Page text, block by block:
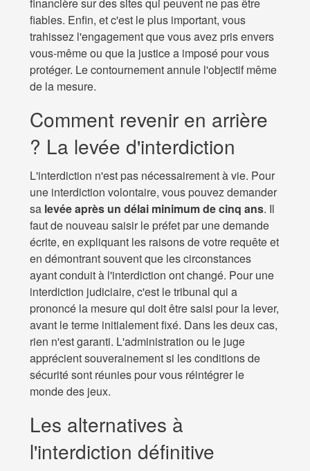
fiables. Enfin, et c'est le plus important, vous
trahissez l'engagement que vous avez pris envers
vous-même ou que la justice a imposé pour vous
protéger. Le contournement annule l'objectif même
de la mesure.
Comment revenir en arrière
? La levée d'interdiction
L'interdiction n'est pas nécessairement à vie. Pour
une interdiction volontaire, vous pouvez demander
sa levée après un délai minimum de cinq ans. Il
faut de nouveau saisir le préfet par une demande
écrite, en expliquant les raisons de votre requête et
en démontrant souvent que les circonstances
ayant conduit à l'interdiction ont changé. Pour une
interdiction judiciaire, c'est le tribunal qui a
prononcé la mesure qui doit être saisi pour la lever,
avant le terme initialement fixé. Dans les deux cas,
rien n'est garanti. L'administration ou le juge
apprécient souverainement si les conditions de
sécurité sont réunies pour vous réintégrer le
monde des jeux.
Les alternatives à
l'interdiction définitive